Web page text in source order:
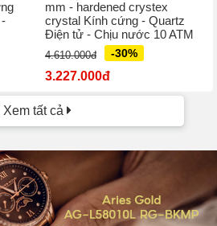
mm - hardened crystex
crystal Kính cứng - Quartz
Điện tử - Chịu nước 10 ATM
4.610.000đ -30%
3.227.000đ
Xem tất cả